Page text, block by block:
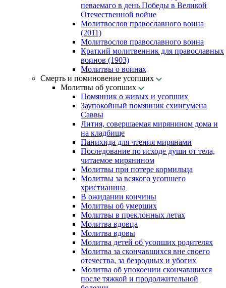
певаемаго в день Победы в Великой
Отечественной войне
Молитвослов православного воина
(2011)
Молитвослов православного воина
Краткий молитвенник для православных
воинов (1903)
Молитвы о воинах
Смерть и поминовение усопших
Молитвы об усопших
Помянник о живых и усопших
Заупокойный помянник схиигумена
Саввы
Лития, совершаемая мирянином дома и
на кладбище
Панихида для чтения мирянами
Последование по исходе души от тела,
читаемое мирянином
Молитвы при потере кормильца
Молитвы за всякого усопшего
христианина
В ожидании кончины
Молитвы об умерших
Молитвы в преклонных летах
Молитва вдовца
Молитва вдовы
Молитва детей об усопших родителях
Молитва за скончавшихся вне своего
отечества, за безродных и убогих
Молитва об упокоении скончавшихся
после тяжкой и продолжительной